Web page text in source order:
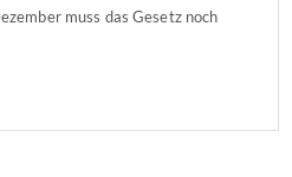
muss das Gesetz noch